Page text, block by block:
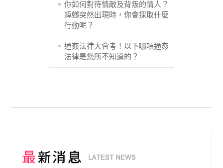
你如何對待情敵及背叛的情人？
蟑螂突然出現時，你會採取什麼
行動呢？
通姦法律大會考！以下哪項通姦
法律是您所不知道的？